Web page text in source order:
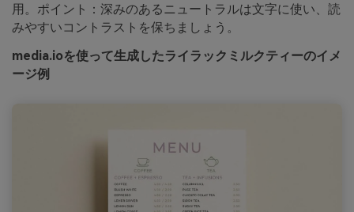
用。ポイント：深みのあるニュートラルは文字に使い、読
みやすいコントラストを保ちましょう。
media.ioを使って生成したライラックミルクティーのイメ
ージ例